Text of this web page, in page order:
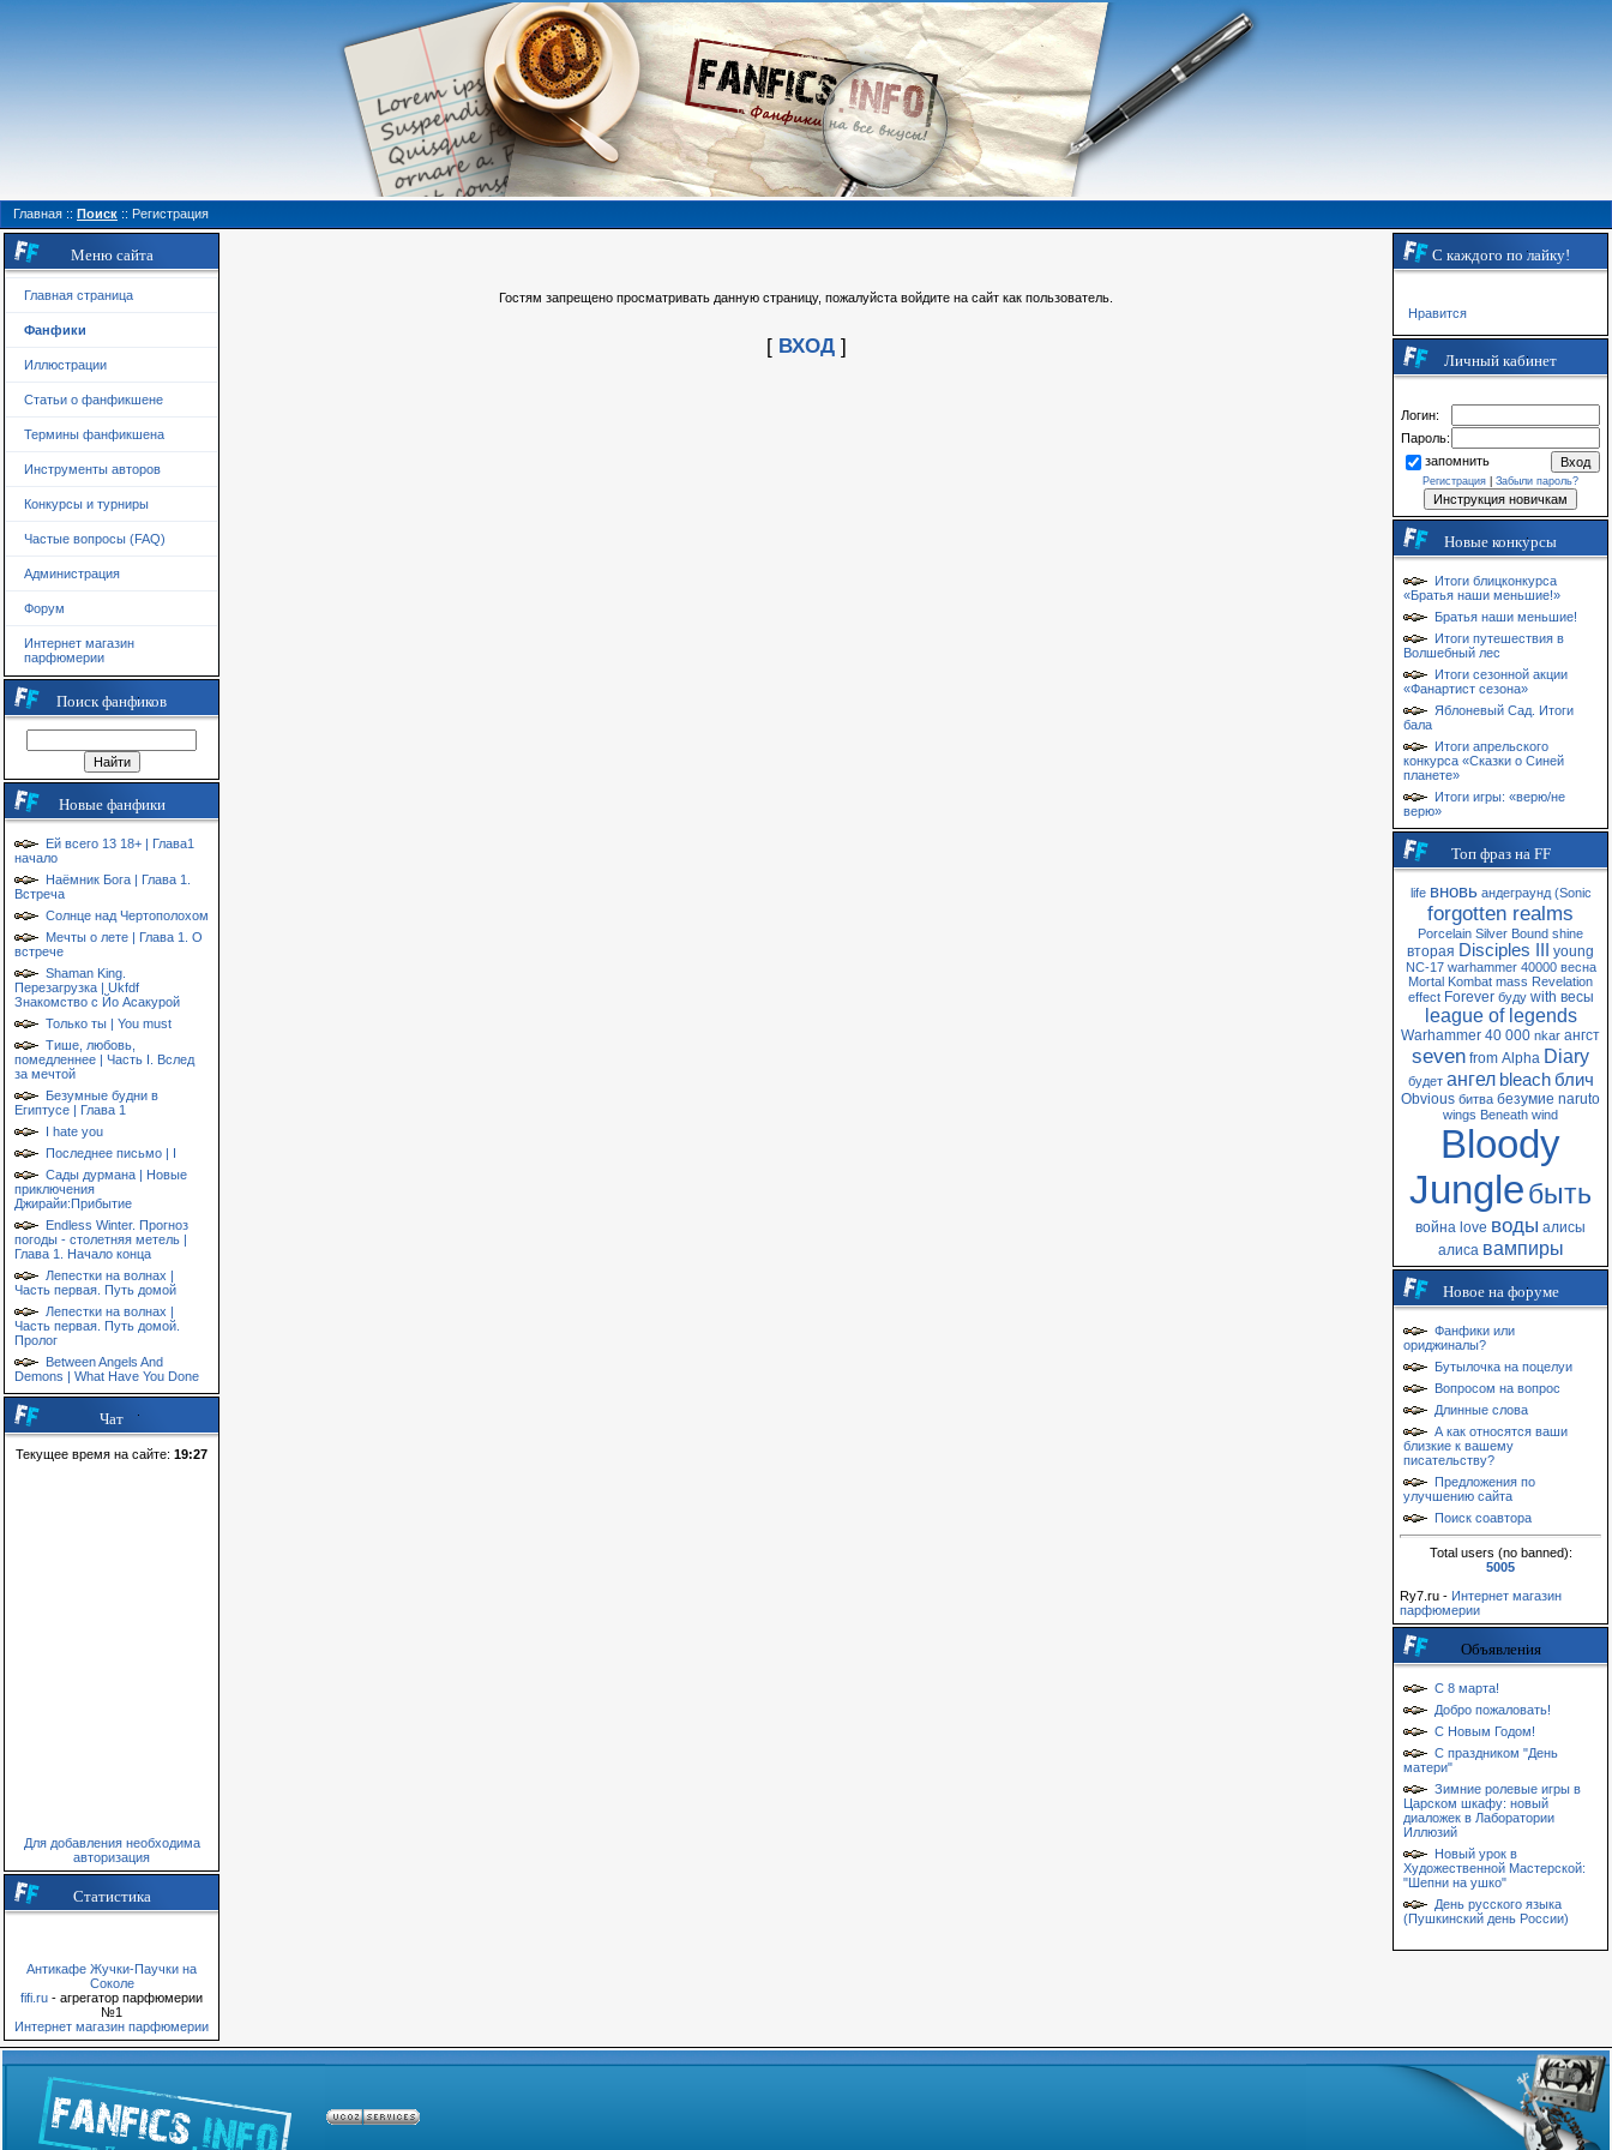
Главная :: Поиск :: Регистрация
Меню сайта
Главная страница
Фанфики
Иллюстрации
Статьи о фанфикшене
Термины фанфикшена
Инструменты авторов
Конкурсы и турниры
Частые вопросы (FAQ)
Администрация
Форум
Интернет магазин
парфюмерии
Поиск фанфиков
Новые фанфики
Ей всего 13 18+ | Глава1
начало
Наёмник Бога | Глава 1.
Встреча
Солнце над Чертополохом
Мечты о лете | Глава 1. О
встрече
Shaman King.
Перезагрузка | Ukfdf
Знакомство с Йо Асакурой
Только ты | You must
Тише, любовь,
помедленнее | Часть I. Вслед
за мечтой
Безумные будни в
Египтусе | Глава 1
I hate you
Последнее письмо | I
Сады дурмана | Новые
приключения
Джирайи:Прибытие
Endless Winter. Прогноз
погоды - столетняя метель |
Глава 1. Начало конца
Лепестки на волнах |
Часть первая. Путь домой
Лепестки на волнах |
Часть первая. Путь домой.
Пролог
Between Angels And
Demons | What Have You Done
Чат
Текущее время на сайте: 19:27
Для добавления необходима
авторизация
Статистика
Антикафе Жучки-Паучки на
Соколе
fifi.ru - агрегатор парфюмерии
№1
Интернет магазин парфюмерии
Гостям запрещено просматривать данную страницу, пожалуйста войдите на сайт как пользователь.
[ ВХОД]
С каждого по лайку!
Нравится
Личный кабинет
Логин:
Пароль:
запомнить
Регистрация Забыли пароль?
Новые конкурсы
Итоги блицконкурса
«Братья наши меньшие!»
Братья наши меньшие!
Итоги путешествия в
Волшебный лес
Итоги сезонной акции
«Фанартист сезона»
Яблоневый Сад. Итоги
бала
Итоги апрельского
конкурса «Сказки о Синей
планете»
Итоги игры: «верю/не
верю»
Топ фраз на FF
life вновь андеграунд (Sonic
forgotten realms
Porcelain Silver Bound shine
вторая Disciples III young
NC-17 warhammer 40000 весна
Mortal Kombat mass Revelation
effect Forever буду with весы
league of legends
Warhammer 40 000 nkar ангст
seven from Alpha Diary
будет ангел bleach блич
Obvious битва безумие naruto
wings Beneath wind
Bloody
Jungleбыть
война love воды алисы
алиса вампиры
Новое на форуме
Фанфики или
ориджиналы?
Бутылочка на поцелуи
Вопросом на вопрос
Длинные слова
А как относятся ваши
близкие к вашему
писательству?
Предложения по
улучшению сайта
Поиск соавтора
Total users (no banned):
5005
Ry7.ru - Интернет магазин
парфюмерии
Объявления
С 8 марта!
Добро пожаловать!
С Новым Годом!
С праздником "День
матери"
Зимние ролевые игры в
Царском шкафу: новый
диаложек в Лаборатории
Иллюзий
Новый урок в
Художественной Мастерской:
"Шепни на ушко"
День русского языка
(Пушкинский день России)